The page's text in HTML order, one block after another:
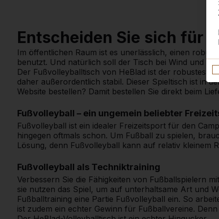
Entscheiden Sie sich für
Im öffentlichen Raum ist es unerlässlich, einen
benutzt. Und natürlich soll der Tisch bei Wind und
Der Fußvolleyballtisch von HeBlad ist der robusteste
daher außerordentlich stabil. Dieser Spieltisch ist in
Website bestellen? Damit bestellen Sie direkt beim
Fußvolleyball – ein ungemein beliebter
Fußvolleyball ist ein idealer Freizeitsport für den
hingegen oftmals schon. Um Fußball zu spielen,
Lösung, denn Fußvolleyball kann auf relativ kleinem
Fußvolleyball als Techniktraining
Verbessern Sie die Fähigkeiten von Fußballspielern
sie nutzen das Spiel, um auf unterhaltsame Art und
Fußballtraining eine Partie Fußvolleyball ein. So
ist zudem ein echter Gewinn für Fußballvereine.